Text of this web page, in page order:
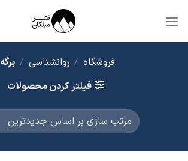
فروشگاه / روانشناسی / برگه 6
فیلتر کردن محصولات